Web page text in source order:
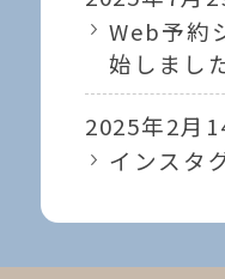
Web予約
始しまし
2025年2月
インスタ